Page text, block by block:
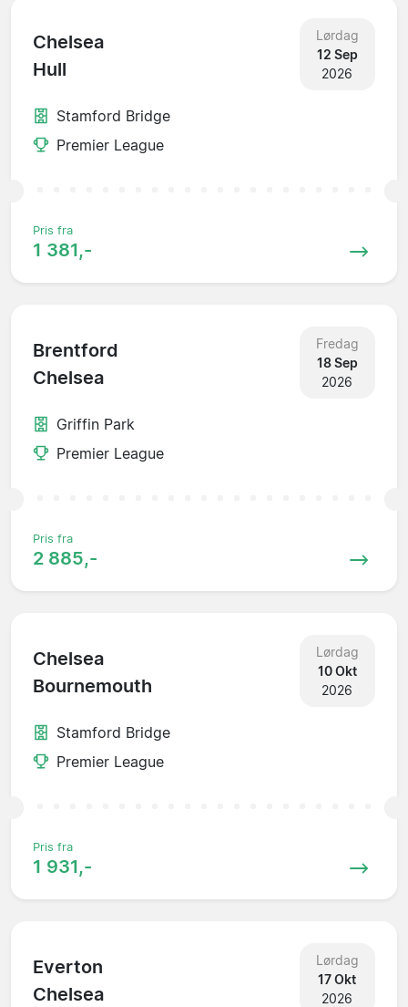
Chelsea
Hull
Lørdag
12 Sep
2026
Stamford Bridge
Premier League
Pris fra
1 381,-
Brentford
Chelsea
Fredag
18 Sep
2026
Griffin Park
Premier League
Pris fra
2 885,-
Chelsea
Bournemouth
Lørdag
10 Okt
2026
Stamford Bridge
Premier League
Pris fra
1 931,-
Everton
Chelsea
Lørdag
17 Okt
2026